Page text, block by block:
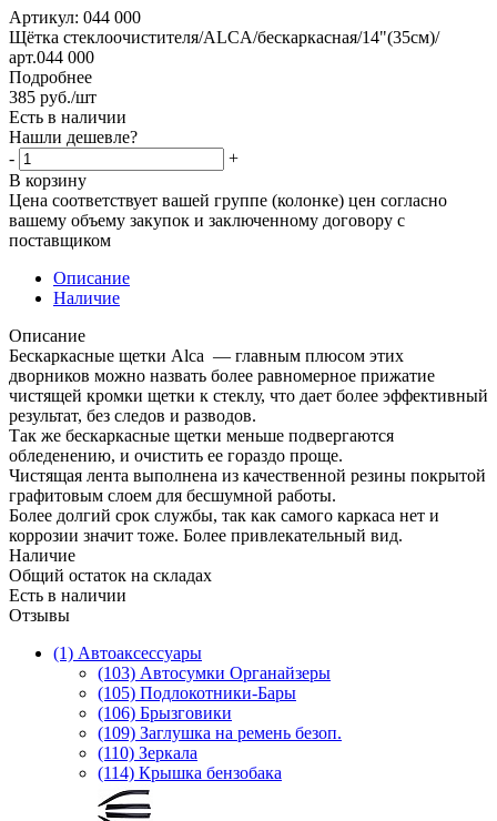
Артикул: 044 000
Щётка стеклоочистителя/ALCA/бескаркасная/14"(35см)/
арт.044 000
Подробнее
385 руб./шт
Есть в наличии
Нашли дешевле?
-
+
В корзину
Цена соответствует вашей группе (колонке) цен согласно
вашему объему закупок и заключенному договору с
поставщиком
Описание
Наличие
Описание
Бескаркасные щетки Alca — главным плюсом этих
дворников можно назвать более равномерное прижатие
чистящей кромки щетки к стеклу, что дает более эффективный
результат, без следов и разводов.
Так же бескаркасные щетки меньше подвергаются
обледенению, и очистить ее гораздо проще.
Чистящая лента выполнена из качественной резины покрытой
графитовым слоем для бесшумной работы.
Более долгий срок службы, так как самого каркаса нет и
коррозии значит тоже. Более привлекательный вид.
Наличие
Общий остаток на складах
Есть в наличии
Отзывы
(1) Автоаксессуары
(103) Автосумки Органайзеры
(105) Подлокотники-Бары
(106) Брызговики
(109) Заглушка на ремень безоп.
(110) Зеркала
(114) Крышка бензобака